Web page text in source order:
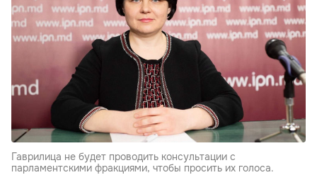
Гаврилица не будет проводить консультации с
парламентскими фракциями, чтобы просить их голоса.